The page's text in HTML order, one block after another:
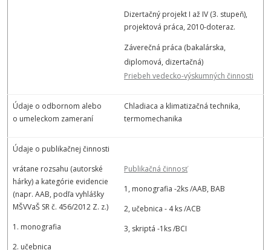
Dizertačný projekt I až IV (3. stupeň),
projektová práca, 2010-doteraz.
Záverečná práca (bakalárska,
diplomová, dizertačná)
Priebeh vedecko-výskumných činnosti
Údaje o odbornom alebo
o umeleckom zameraní
Chladiaca a klimatizačná technika,
termomechanika
Údaje o publikačnej činnosti
vrátane rozsahu (autorské
hárky) a kategórie evidencie
(napr. AAB, podľa vyhlášky
MŠVVaŠ SR č. 456/2012 Z. z.)
1. monografia
2. učebnica
Publikačná činnosť
1, monografia -2ks /AAB, BAB
2, učebnica - 4 ks /ACB
3, skriptá -1ks /BCI